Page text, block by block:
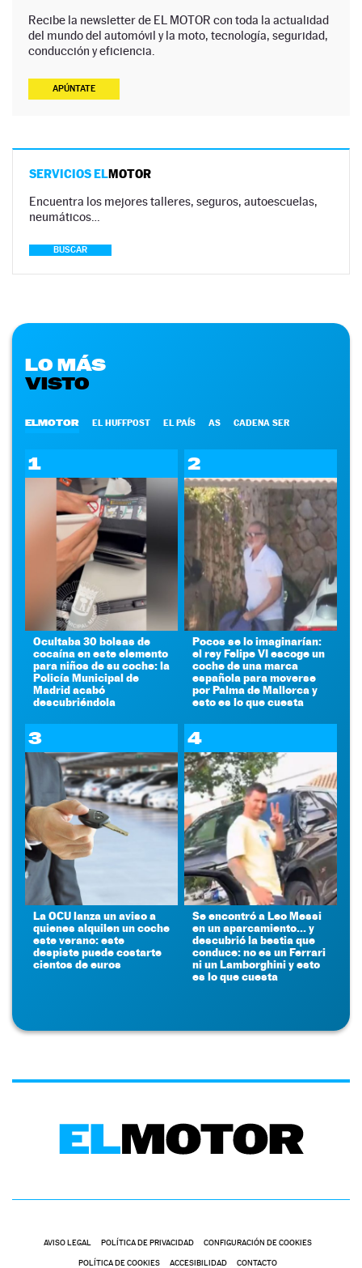
Recibe la newsletter de EL MOTOR con toda la actualidad
del mundo del automóvil y la moto, tecnología, seguridad,
conducción y eficiencia.
APÚNTATE
SERVICIOS ELMOTOR
Encuentra los mejores talleres, seguros, autoescuelas,
neumáticos…
BUSCAR
LO MÁS
VISTO
ELMOTOR EL HUFFPOST EL PAÍS AS CADENA SER
1
Ocultaba 30 bolsas de
cocaína en este elemento
para niños de su coche: la
Policía Municipal de
Madrid acabó
descubriéndola
2
Pocos se lo imaginarían:
el rey Felipe VI escoge un
coche de una marca
española para moverse
por Palma de Mallorca y
esto es lo que cuesta
3
La OCU lanza un aviso a
quienes alquilen un coche
este verano: este
despiste puede costarte
cientos de euros
4
Se encontró a Leo Messi
en un aparcamiento... y
descubrió la bestia que
conduce: no es un Ferrari
ni un Lamborghini y esto
es lo que cuesta
AVISO LEGAL POLÍTICA DE PRIVACIDAD CONFIGURACIÓN DE COOKIES
POLÍTICA DE COOKIES ACCESIBILIDAD CONTACTO